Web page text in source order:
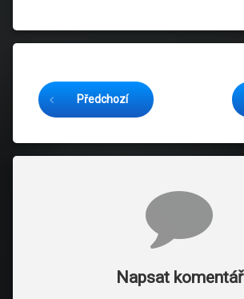
Předchozí
Napsat komentář